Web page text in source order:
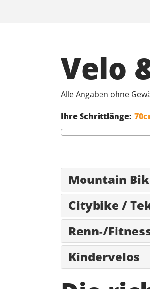
Velo
Alle Angaben ohne
Ihre Schrittlänge:
Mountain
Citybike /
Renn-/
Kindervelos